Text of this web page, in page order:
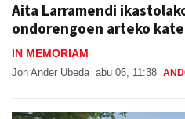
Aita Larramendi
ondorengoen arteko
IN MEMORIAM
Jon Ander Ubeda abu 06, 11:38